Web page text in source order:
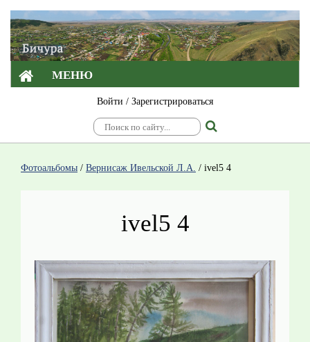
МЕНЮ
Войти / Зарегистрироваться
Фотоальбомы / Вернисаж Ивельской Л.А. / ivel5 4
ivel5 4